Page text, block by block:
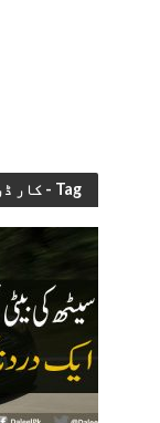
Tag - کار ڈرائیور